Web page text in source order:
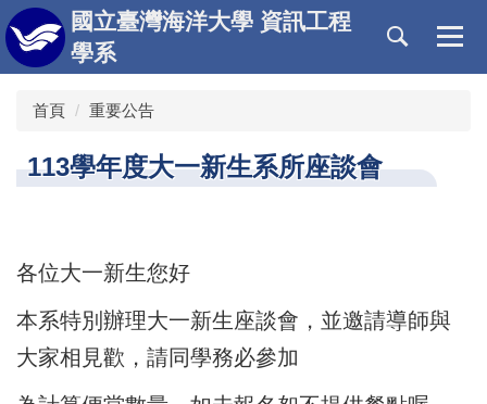
跳
到
主
國立臺灣海洋大學 資訊工程
學系
首頁 重要公告
113學年度大一新生系所座談會
各位大一新生您好
本系特別辦理大一新生座談會，並邀請導師與
大家相見歡，請同學務必參加